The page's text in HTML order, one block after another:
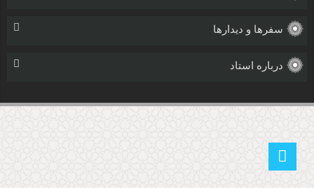
سفرها و دیدارها
درباره استاد